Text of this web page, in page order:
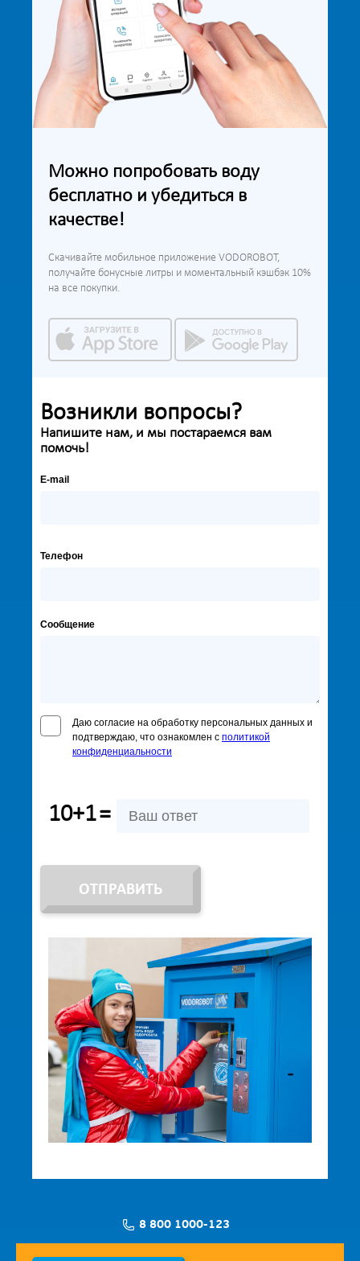
Можно попробовать воду
бесплатно и убедиться в
качестве!
Скачивайте мобильное приложение VODOROBOT,
получайте бонусные литры и моментальный кэшбэк 10%
на все покупки.
Возникли вопросы?
Напишите нам, и мы постараемся вам
помочь!
E-mail
Телефон
Сообщение
Даю согласие на обработку персональных данных и
подтверждаю, что ознакомлен с политикой
конфиденциальности
10+1=
ОТПРАВИТЬ
8 800 1000-123